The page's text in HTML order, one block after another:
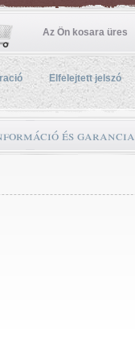
Az Ön kosara üres
Elfelejtett jelszó
és garancia